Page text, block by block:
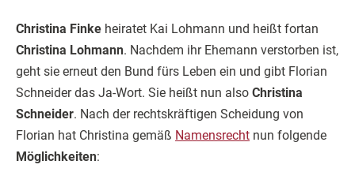
Christina Finke heiratet Kai Lohmann und heißt fortan
Christina Lohmann. Nachdem ihr Ehemann verstorben ist,
geht sie erneut den Bund fürs Leben ein und gibt Florian
Schneider das Ja-Wort. Sie heißt nun also Christina
Schneider. Nach der rechtskräftigen Scheidung von
Florian hat Christina gemäß Namensrecht nun folgende
Möglichkeiten: